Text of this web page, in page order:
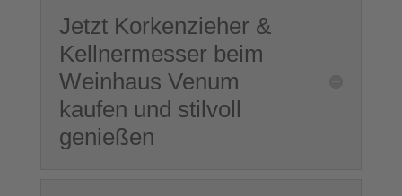
Jetzt Korkenzieher &
Kellnermesser beim
Weinhaus Venum
kaufen und stilvoll
genießen